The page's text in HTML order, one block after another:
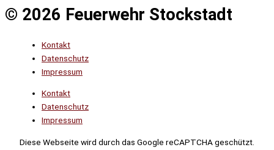
© 2026 Feuerwehr Stockstadt
Kontakt
Datenschutz
Impressum
Kontakt
Datenschutz
Impressum
Diese Webseite wird durch das Google reCAPTCHA geschützt.